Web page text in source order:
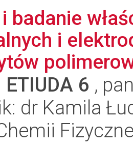
badanie
i
ETIUDA 6 ,
dr Kamila